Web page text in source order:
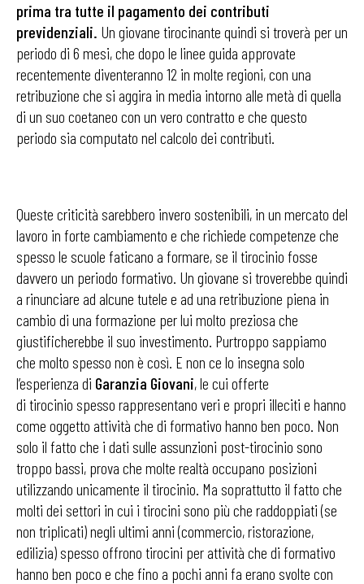
prima tra tutte il pagamento dei contributi
previdenziali. Un giovane tirocinante quindi si troverà per un
periodo di 6 mesi, che dopo le linee guida approvate
recentemente diventeranno 12 in molte regioni, con una
retribuzione che si aggira in media intorno alle metà di quella
di un suo coetaneo con un vero contratto e che questo
periodo sia computato nel calcolo dei contributi.
Queste criticità sarebbero invero sostenibili, in un mercato del
lavoro in forte cambiamento e che richiede competenze che
spesso le scuole faticano a formare, se il tirocinio fosse
davvero un periodo formativo. Un giovane si troverebbe quindi
a rinunciare ad alcune tutele e ad una retribuzione piena in
cambio di una formazione per lui molto preziosa che
giustificherebbe il suo investimento. Purtroppo sappiamo
che molto spesso non è così. E non ce lo insegna solo
l’esperienza di Garanzia Giovani, le cui offerte
di tirocinio spesso rappresentano veri e propri illeciti e hanno
come oggetto attività che di formativo hanno ben poco. Non
solo il fatto che i dati sulle assunzioni post-tirocinio sono
troppo bassi, prova che molte realtà occupano posizioni
utilizzando unicamente il tirocinio. Ma soprattutto il fatto che
molti dei settori in cui i tirocini sono più che raddoppiati (se
non triplicati) negli ultimi anni (commercio, ristorazione,
edilizia) spesso offrono tirocini per attività che di formativo
hanno ben poco e che fino a pochi anni fa erano svolte con